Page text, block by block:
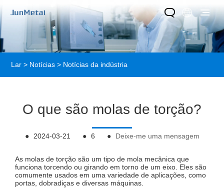
Lar > Notícias > Notícias da indústria
O que são molas de torção?
● 2024-03-21 ● 6 ● Deixe-me uma mensagem
As molas de torção são um tipo de mola mecânica que
funciona torcendo ou girando em torno de um eixo. Eles são
comumente usados ​​em uma variedade de aplicações, como
portas, dobradiças e diversas máquinas.